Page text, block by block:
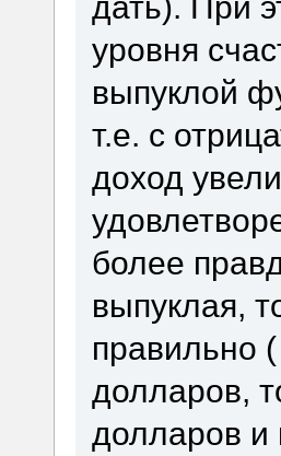
уровня
выпуклой
т.е. с
доход
более
выпуклая,
правильно
долларов,
долларов и